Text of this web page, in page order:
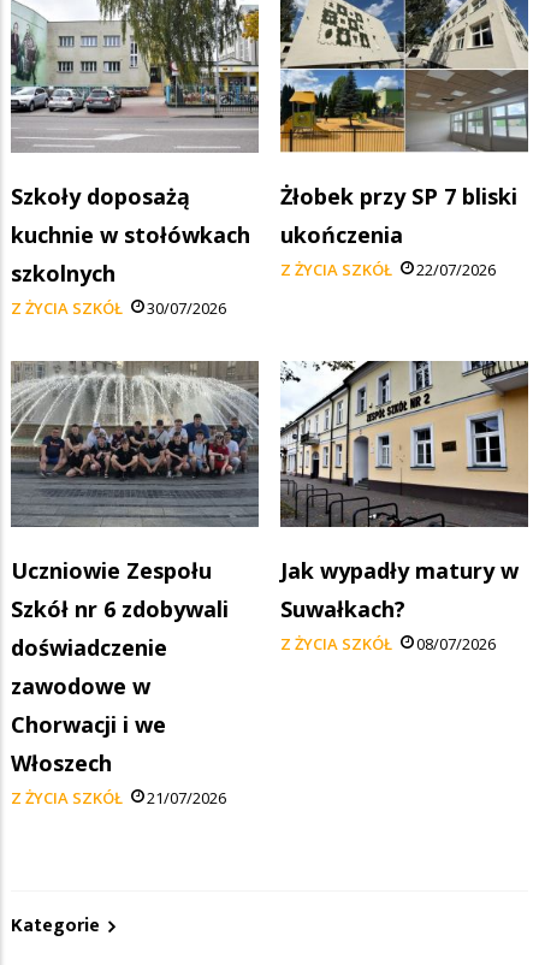
Szkoły doposażą
kuchnie w stołówkach
szkolnych
Z ŻYCIA SZKÓŁ 30/07/2026
Żłobek przy SP 7 bliski
ukończenia
Z ŻYCIA SZKÓŁ 22/07/2026
Uczniowie Zespołu
Szkół nr 6 zdobywali
doświadczenie
zawodowe w
Chorwacji i we
Włoszech
Z ŻYCIA SZKÓŁ 21/07/2026
Jak wypadły matury w
Suwałkach?
Z ŻYCIA SZKÓŁ 08/07/2026
Kategorie